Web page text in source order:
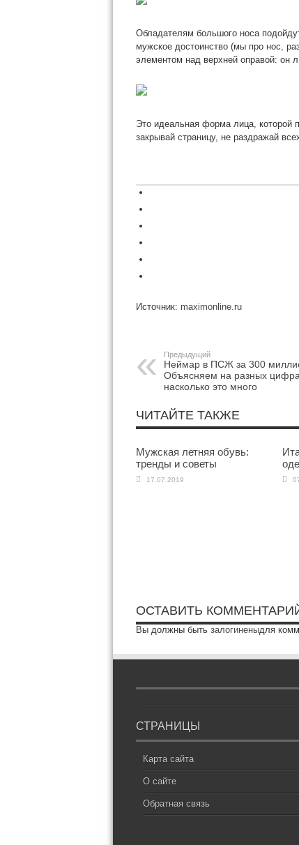
Обладателям большого носа
мужское достоинство (мы про нос,
элементом над верхней оправой: он
Это идеальная форма лица,
закрывай страницу, не раздражай
Источник: maximonline.ru
Предыдущий
Неймар в ПСЖ за 300
Объясняем на разных
насколько это много
ЧИТАЙТЕ ТАКЖЕ
Мужская летняя обувь:
тренды и советы
17.07.2019
ОСТАВИТЬ
Вы должны быть залогиненыдля
СТРАНИЦЫ
Карта сайта
О сайте
Обратная связь